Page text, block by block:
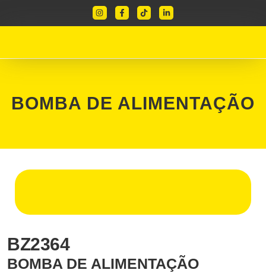
BOMBA DE ALIMENTAÇÃO
BZ2364
BOMBA DE ALIMENTAÇÃO